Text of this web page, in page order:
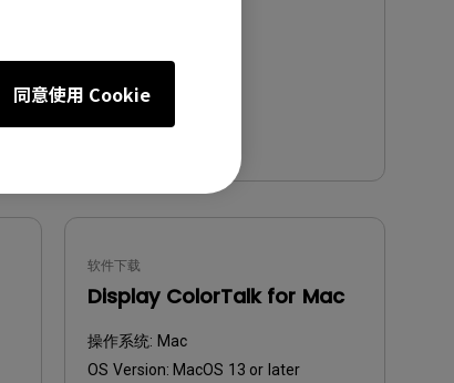
同意使用 Cookie
软件下载
Display ColorTalk for Mac
操作系统: Mac
OS Version: MacOS 13 or later